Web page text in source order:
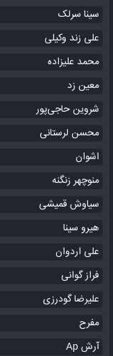
سینا سرلک
علی زند وکیلی
محمد علیزاده
معین زد
شروین حاجی‌پور
محسن لرستانی
اشوان
منوچهر زنگنه
سیاوش قمیشی
هیرو سینا
علی اردوان
فراز گوانی
علیرضا گودرزی
مفرح
آرش Ap